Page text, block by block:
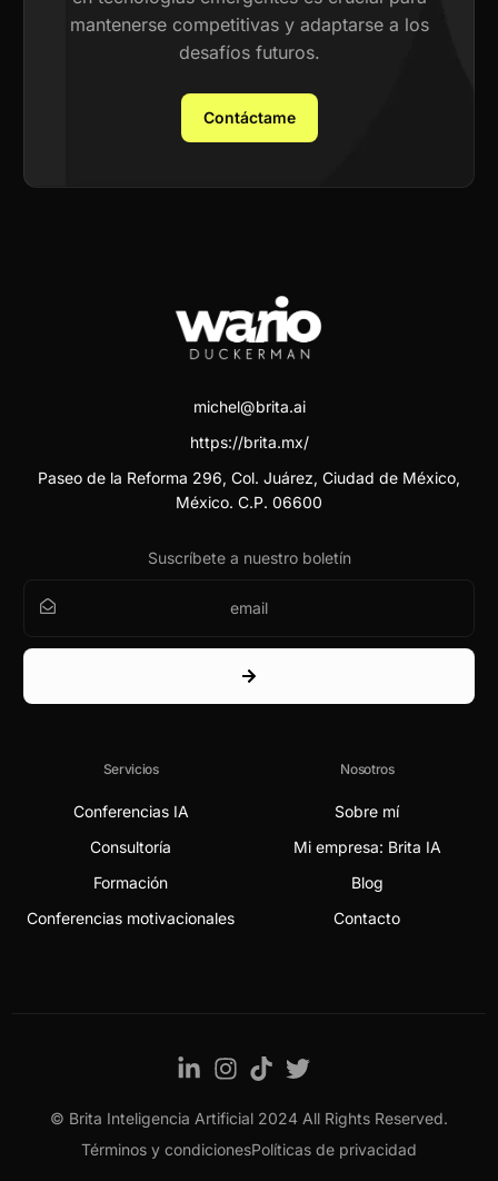
mantenerse competitivas y adaptarse a los
desafíos futuros.
Contáctame
michel@brita.ai
https://brita.mx/
Paseo de la Reforma 296, Col. Juárez, Ciudad de México,
México. C.P. 06600
Suscríbete a nuestro boletín
Servicios
Conferencias IA
Consultoría
Formación
Conferencias motivacionales
Nosotros
Sobre mí
Mi empresa: Brita IA
Blog
Contacto
© Brita Inteligencia Artificial 2024 All Rights Reserved.
Términos y condicionesPolíticas de privacidad
Contact